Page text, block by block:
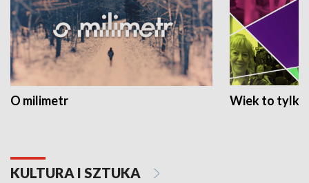
O milimetr Wiek to tylko
KULTURA I SZTUKA